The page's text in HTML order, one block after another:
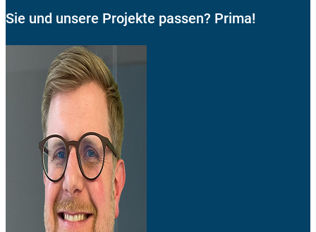
Sie und unsere Projekte passen? Prima!